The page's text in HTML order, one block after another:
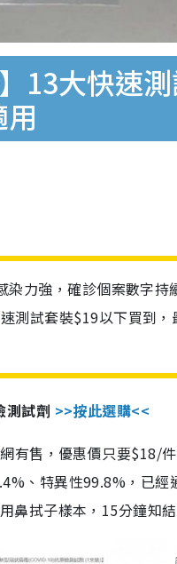
】13大快速
力強，確診個案數字
測試套裝$19以下買到
測試劑 >>按此選購<<
有售，優惠價只要$18/
、特異性99.8%，已
拭子樣本，15分鐘知結